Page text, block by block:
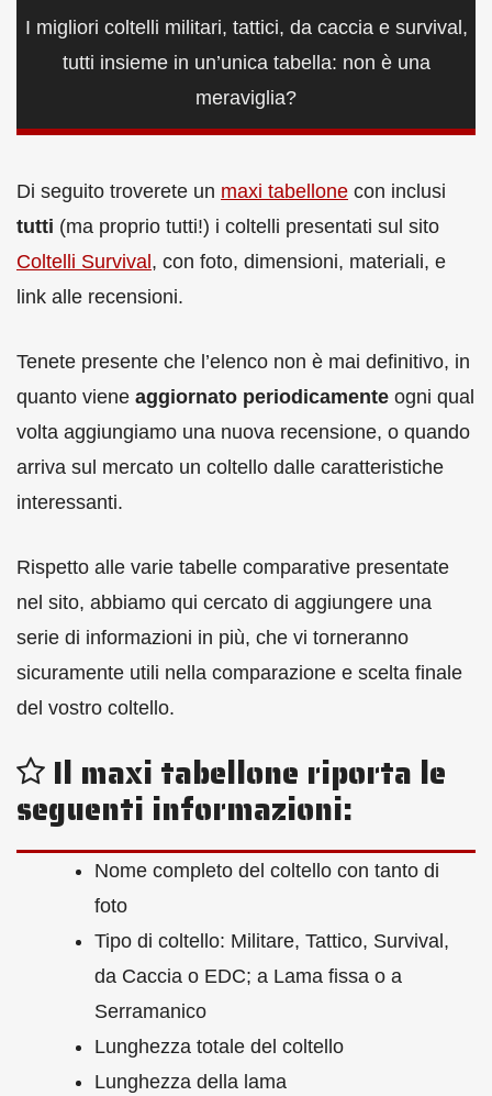
I migliori coltelli militari, tattici, da caccia e survival,
tutti insieme in un’unica tabella: non è una
meraviglia?
Di seguito troverete un maxi tabellone con inclusi
tutti (ma proprio tutti!) i coltelli presentati sul sito
Coltelli Survival , con foto, dimensioni, materiali, e
link alle recensioni.
Tenete presente che l’elenco non è mai definitivo, in
quanto viene aggiornato periodicamente ogni qual
volta aggiungiamo una nuova recensione, o quando
arriva sul mercato un coltello dalle caratteristiche
interessanti.
Rispetto alle varie tabelle comparative presentate
nel sito, abbiamo qui cercato di aggiungere una
serie di informazioni in più, che vi torneranno
sicuramente utili nella comparazione e scelta finale
del vostro coltello.
Il maxi tabellone riporta le
seguenti informazioni:
Nome completo del coltello con tanto di
foto
Tipo di coltello: Militare, Tattico, Survival,
da Caccia o EDC; a Lama fissa o a
Serramanico
Lunghezza totale del coltello
Lunghezza della lama